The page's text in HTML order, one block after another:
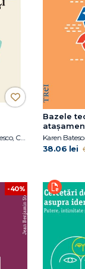
Jennifer Weaver, Heather Tedesco, Catherine McCarthy
Bazele
38.06 lei
-40%